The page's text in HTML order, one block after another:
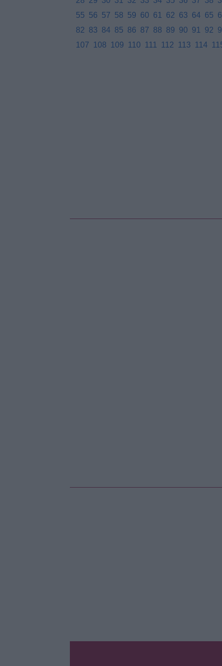
55 56 57 58 59 60 61 62 63 64 65
82 83 84 85 86 87 88 89 90 91 92
107
108 109 110 111 112 113 114